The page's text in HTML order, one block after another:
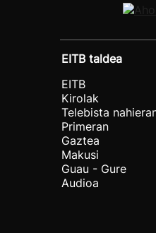
EITB taldea
EITB
Kirolak
Telebista
Primeran
Gaztea
Makusi
Guau - Gure
Audioa